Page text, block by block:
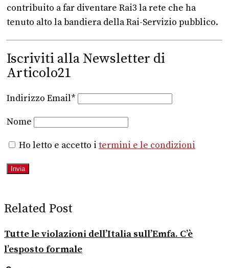
contribuito a far diventare Rai3 la rete che ha
tenuto alto la bandiera della Rai-Servizio pubblico.
Iscriviti alla Newsletter di
Articolo21
Indirizzo Email*
Nome
Ho letto e accetto i termini e le condizioni
Related Post
Tutte le violazioni dell’Italia sull’Emfa. C’è
l’esposto formale